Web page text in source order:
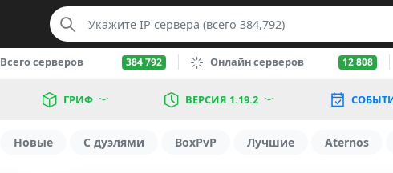
Всего серверов 384 792 Онлайн серверов 12 808
ГРИФ ВЕРСИЯ 1.19.2
Новые С дуэлями BoxPvP Лучшие Aternos